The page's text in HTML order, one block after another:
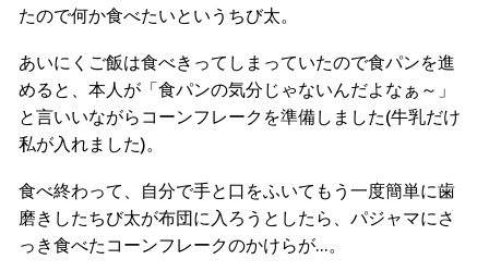
たので何か食べたいというちび太。
あいにくご飯は食べきってしまっていたので食パンを進
めると、本人が「食パンの気分じゃないんだよなぁ～」
と言いいながらコーンフレークを準備しました(牛乳だけ
私が入れました)。
食べ終わって、自分で手と口をふいてもう一度簡単に歯
磨きしたちび太が布団に入ろうとしたら、パジャマにさ
っき食べたコーンフレークのかけらが…。